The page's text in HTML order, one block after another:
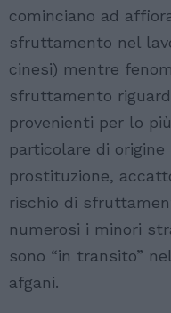
cominciano ad
sfruttamento nel
cinesi) mentre
sfruttamento
provenienti per lo
particolare di
prostituzione,
rischio di
numerosi i minori
sono “in transito”
afgani.